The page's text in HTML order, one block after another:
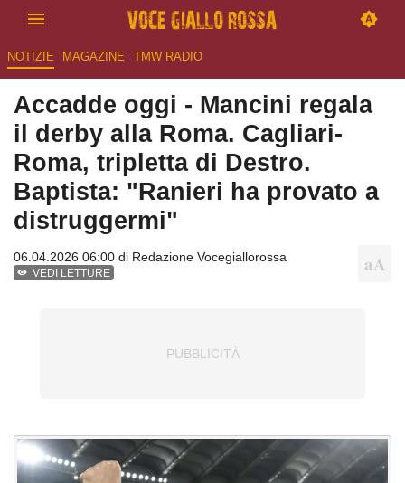
NOTIZIE MAGAZINE TMW RADIO
Accadde oggi - Mancini regala
il derby alla Roma. Cagliari-
Roma, tripletta di Destro.
Baptista: "Ranieri ha provato a
distruggermi"
06.04.2026 06:00 di Redazione Vocegiallorossa
VEDI LETTURE